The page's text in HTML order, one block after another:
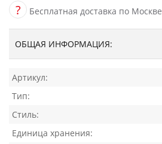
? Бесплатная доставка по Москве
ОБЩАЯ ИНФОРМАЦИЯ:
Артикул:
Тип:
Стиль:
Единица хранения: